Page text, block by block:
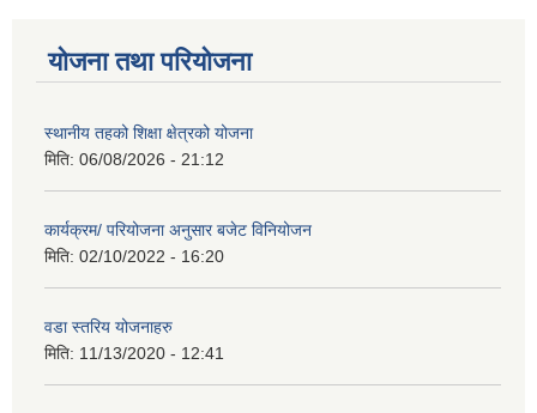
योजना तथा परियोजना
स्थानीय तहको शिक्षा क्षेत्रको योजना
मिति: 06/08/2026 - 21:12
कार्यक्रम/ परियोजना अनुसार बजेट विनियोजन
मिति: 02/10/2022 - 16:20
वडा स्तरिय योजनाहरु
मिति: 11/13/2020 - 12:41